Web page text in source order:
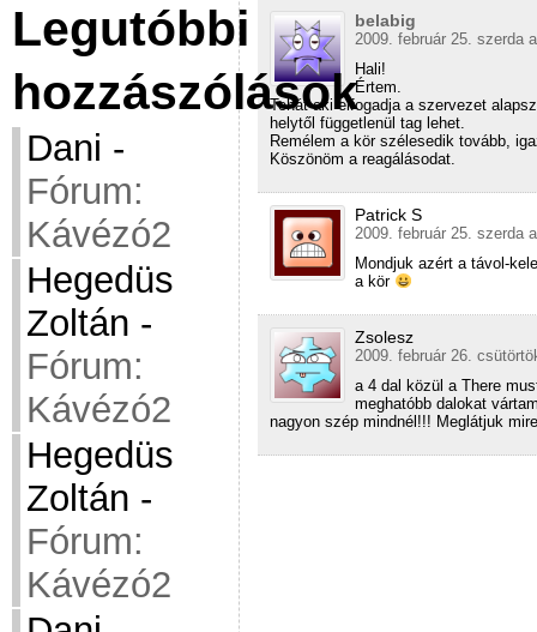
Legutóbbi
hozzászólások
Dani -
Fórum:
Kávézó2
Hegedüs
Zoltán -
Fórum:
Kávézó2
Hegedüs
Zoltán -
Fórum:
Kávézó2
belabig
2009. február 25. szerda
Hali!
Értem.
Tehát aki elfogadja a szervezet
helytől függetlenül tag lehet.
Remélem a kör szélesedik tovább,
Köszönöm a reagálásodat.
Patrick S
2009. február 25. szerda
Mondjuk azért a távol-
a kör
Zsolesz
2009. február 26.
a 4 dal közül a There
meghatóbb dalokat
nagyon szép mindnél!!! Meglátjuk